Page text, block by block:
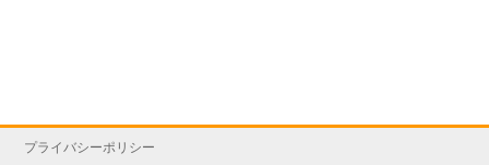
プライバシーポリシー